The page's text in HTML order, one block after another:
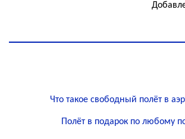
Что такое свободный полёт в
Полёт в подарок по любому